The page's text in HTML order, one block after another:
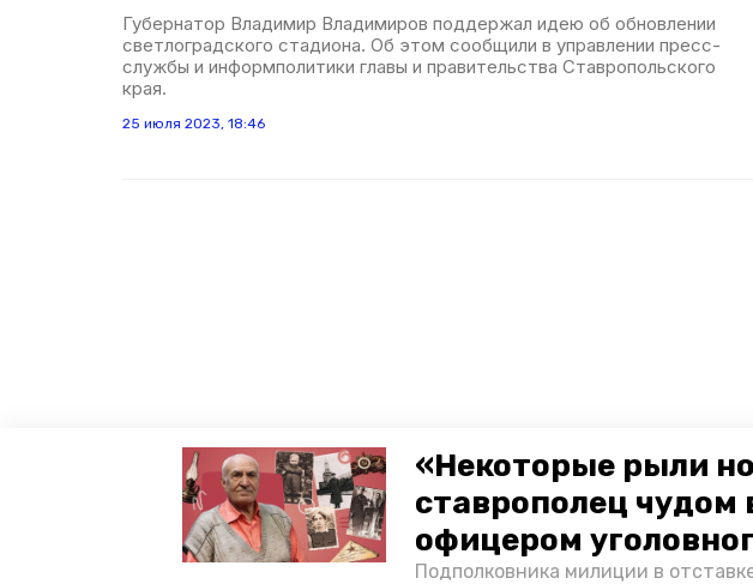
«Некоторые рыли
ставрополец
офицером
Подполковника милиции в
Губернатор Владимир Владимиров поддержал идею об обновлении
светлоградского стадиона. Об этом сообщили в управлении пресс-
службы и информполитики главы и правительства Ставропольского
края.
25 июля 2023, 18:46